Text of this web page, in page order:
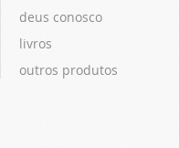
deus conosco
livros
outros produtos